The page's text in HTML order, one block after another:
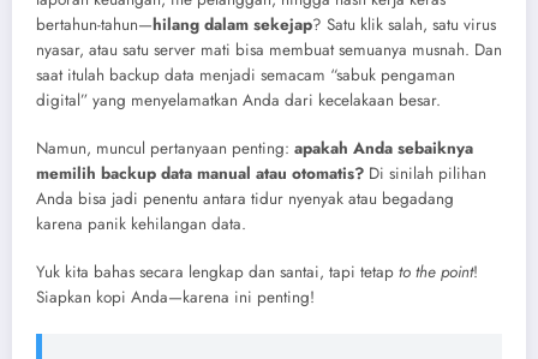
bertahun-tahun—hilang dalam sekejap? Satu klik salah, satu virus
nyasar, atau satu server mati bisa membuat semuanya musnah. Dan
saat itulah backup data menjadi semacam “sabuk pengaman
digital” yang menyelamatkan Anda dari kecelakaan besar.
Namun, muncul pertanyaan penting: apakah Anda sebaiknya
memilih backup data manual atau otomatis? Di sinilah pilihan
Anda bisa jadi penentu antara tidur nyenyak atau begadang
karena panik kehilangan data.
Yuk kita bahas secara lengkap dan santai, tapi tetap to the point!
Siapkan kopi Anda—karena ini penting!